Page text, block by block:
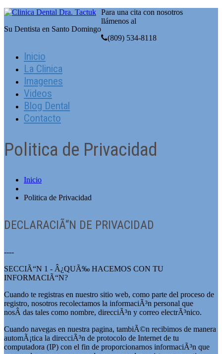
Su Dentista en Santo Domingo
Para una cita con nosotros
llámenos al
(809) 534-8118
Inicio
La Clinica
Imagenes
Videos
Blog Dental
Contacto
Poli­tica de Privacidad
Inicio
Poli­tica de Privacidad
DECLARACIÃ“N DE PRIVACIDAD
----
SECCIÃ“N 1 - Â¿QUÃ‰ HACEMOS CON TU
INFORMACIÃ“N?
Cuando te registras en nuestro sitio web, como parte del proceso de
registro, nosotros recolectamos la informaciÃ³n personal que
nosÂ das tales como nombre, direcciÃ³n y correo electrÃ³nico.
Cuando navegas en nuestra pagina, tambiÃ©n recibimos de manera
automÃ¡tica la direcciÃ³n de protocolo de Internet de tu
computadora (IP) con el fin de proporcionarnos informaciÃ³n que